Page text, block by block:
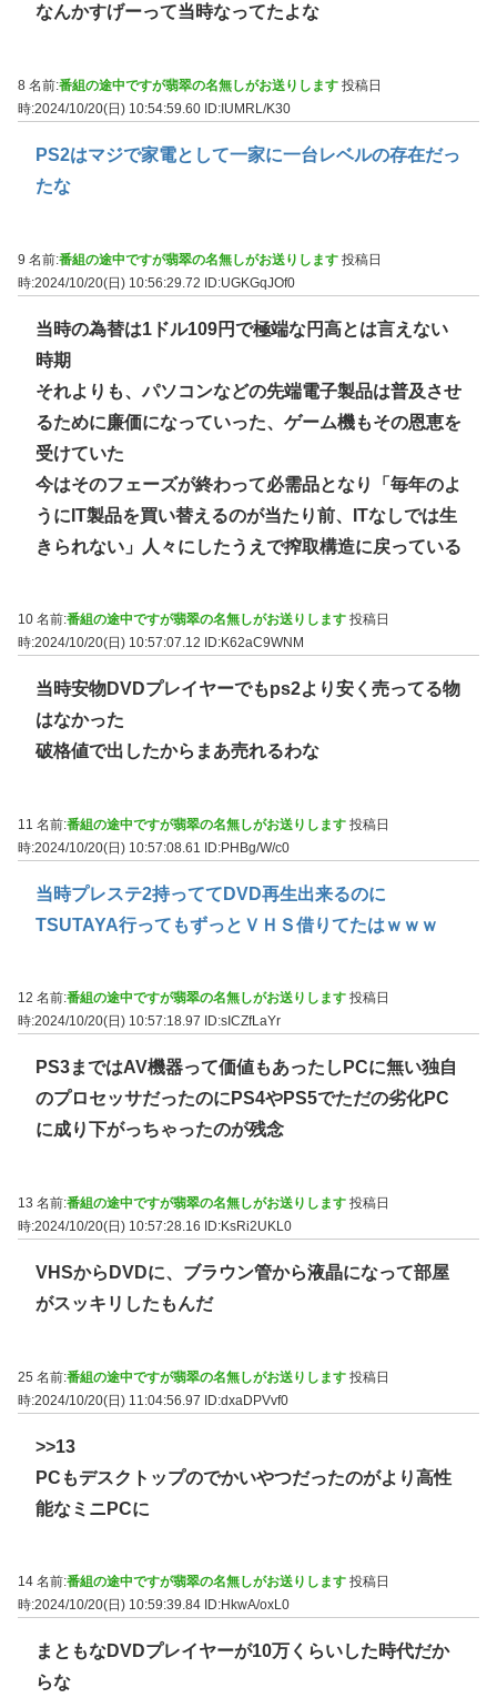
なんかすげーって当時なってたよな
8 名前:番組の途中ですが翡翠の名無しがお送りします 投稿日
時:2024/10/20(日) 10:54:59.60 ID:IUMRL/K30
PS2はマジで家電として一家に一台レベルの存在だっ
たな
9 名前:番組の途中ですが翡翠の名無しがお送りします 投稿日
時:2024/10/20(日) 10:56:29.72 ID:UGKGqJOf0
当時の為替は1ドル109円で極端な円高とは言えない
時期
それよりも、パソコンなどの先端電子製品は普及させ
るために廉価になっていった、ゲーム機もその恩恵を
受けていた
今はそのフェーズが終わって必需品となり「毎年のよ
うにIT製品を買い替えるのが当たり前、ITなしでは生
きられない」人々にしたうえで搾取構造に戻っている
10 名前:番組の途中ですが翡翠の名無しがお送りします 投稿日
時:2024/10/20(日) 10:57:07.12
ID:K62aC9WNM
当時安物DVDプレイヤーでもps2より安く売ってる物
はなかった
破格値で出したからまあ売れるわな
11 名前:番組の途中ですが翡翠の名無しがお送りします 投稿日
時:2024/10/20(日) 10:57:08.61 ID:PHBg/W/c0
当時プレステ2持っててDVD再生出来るのに
TSUTAYA行ってもずっとＶＨＳ借りてたはｗｗｗ
12 名前:番組の途中ですが翡翠の名無しがお送りします 投稿日
時:2024/10/20(日) 10:57:18.97
ID:sICZfLaYr
PS3まではAV機器って価値もあったしPCに無い独自
のプロセッサだったのにPS4やPS5でただの劣化PC
に成り下がっちゃったのが残念
13 名前:番組の途中ですが翡翠の名無しがお送りします 投稿日
時:2024/10/20(日) 10:57:28.16
ID:KsRi2UKL0
VHSからDVDに、ブラウン管から液晶になって部屋
がスッキリしたもんだ
25 名前:番組の途中ですが翡翠の名無しがお送りします 投稿日
時:2024/10/20(日) 11:04:56.97 ID:dxaDPVvf0
>>13
PCもデスクトップのでかいやつだったのがより高性
能なミニPCに
14 名前:番組の途中ですが翡翠の名無しがお送りします 投稿日
時:2024/10/20(日) 10:59:39.84 ID:HkwA/oxL0
まともなDVDプレイヤーが10万くらいした時代だか
らな